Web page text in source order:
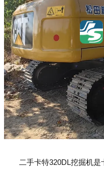
二手卡特320DL挖掘机